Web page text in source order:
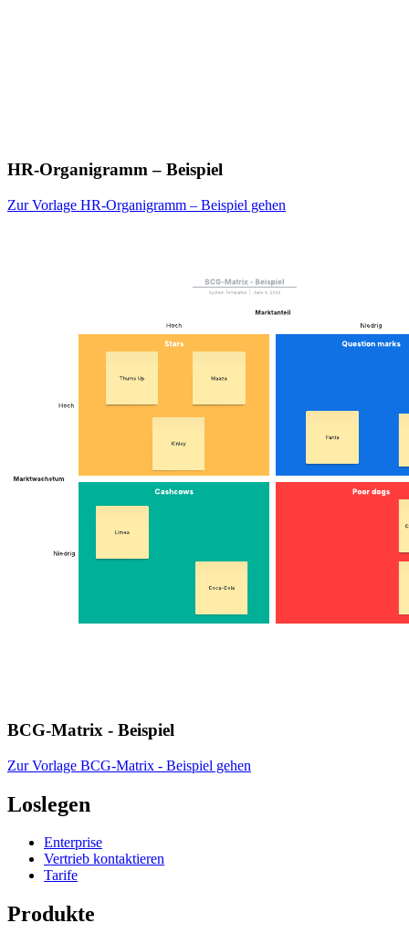
HR-Organigramm – Beispiel
Zur Vorlage HR-Organigramm – Beispiel gehen
BCG-Matrix - Beispiel
Zur Vorlage BCG-Matrix - Beispiel gehen
Loslegen
Enterprise
Vertrieb kontaktieren
Tarife
Produkte